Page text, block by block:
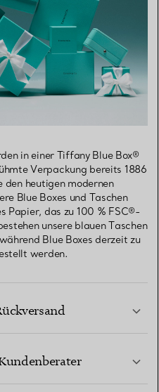
in einer Tiffany Blue Box®
Verpackung bereits 1886
heutigen modernen
Blue Boxes und Taschen
Papier, das zu 100 % FSC®-
unsere blauen Taschen
Blue Boxes derzeit zu
werden.